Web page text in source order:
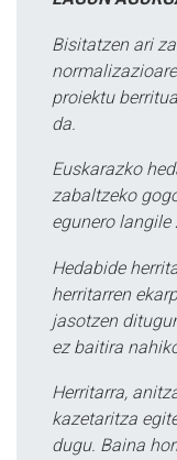
Bisitatzen ari
proiektu
da.
Euskarazko
zabaltzeko
egunero
Hedabide
herritarren
jasotzen
ez baitira
Herritarra,
kazetaritza
dugu. Baina